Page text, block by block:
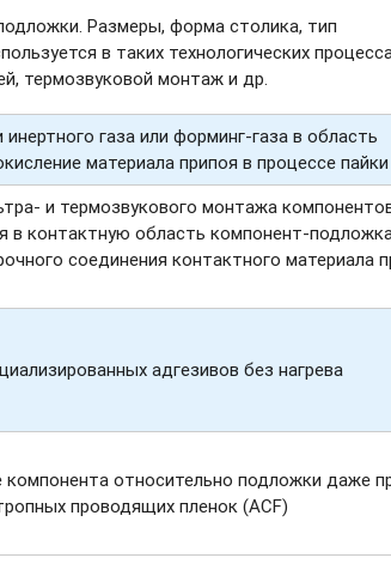
Размеры, форма столика, тип
в таких технологических
термозвуковой монтаж и др.
газа или форминг-газав область
материала припоя в процессе пайки
и термозвукового монтажа
в контактную область компонент-
соединения контактного материала
адгезивов без нагрева
относительно подложки даже
проводящих пленок (ACF)